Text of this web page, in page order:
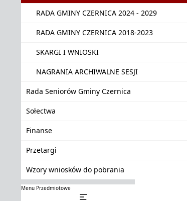
RADA GMINY CZERNICA 2024 - 2029
RADA GMINY CZERNICA 2018-2023
SKARGI I WNIOSKI
NAGRANIA ARCHIWALNE SESJI
Rada Seniorów Gminy Czernica
Sołectwa
Finanse
Przetargi
Wzory wniosków do pobrania
Menu Przedmiotowe